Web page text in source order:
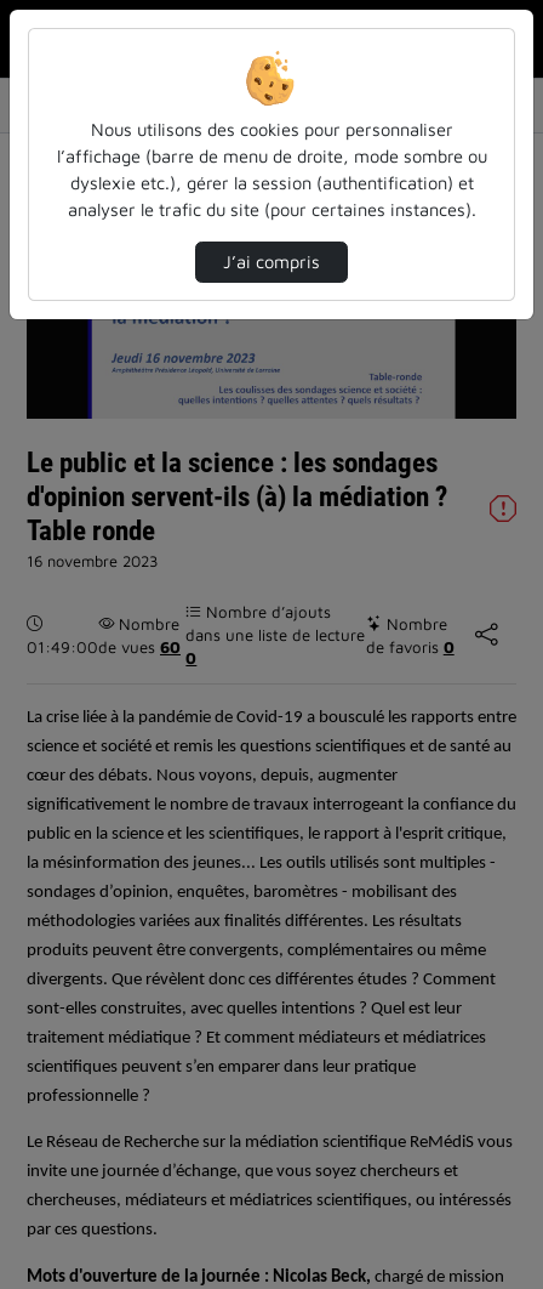
Le public et la science : les sondages d'opi…
Lire
la
Le public et la science : les sondages
d'opinion servent-ils (à) la médiation ?
Table ronde
16 novembre 2023
Durée :
01:49:00
Nombre
de vues 60
Nombre d’ajouts
dans une liste de lecture
0
Nombre
de favoris 0
La crise liée à la pandémie de Covid-19 a bousculé les rapports entre
science et société et remis les questions scientifiques et de santé au
cœur des débats. Nous voyons, depuis, augmenter
significativement le nombre de travaux interrogeant la confiance du
public en la science et les scientifiques, le rapport à l'esprit critique,
la mésinformation des jeunes... Les outils utilisés sont multiples -
sondages d’opinion, enquêtes, baromètres - mobilisant des
méthodologies variées aux finalités différentes. Les résultats
produits peuvent être convergents, complémentaires ou même
divergents. Que révèlent donc ces différentes études ? Comment
sont-elles construites, avec quelles intentions ? Quel est leur
traitement médiatique ? Et comment médiateurs et médiatrices
scientifiques peuvent s’en emparer dans leur pratique
professionnelle ?
Le Réseau de Recherche sur la médiation scientifique ReMédiS vous
invite une journée d’échange, que vous soyez chercheurs et
chercheuses, médiateurs et médiatrices scientifiques, ou intéressés
par ces questions.
Mots d'ouverture de la journée : Nicolas Beck, chargé de mission
Nous utilisons des cookies pour personnaliser
l’affichage (barre de menu de droite, mode sombre ou
dyslexie etc.), gérer la session (authentification) et
analyser le trafic du site (pour certaines instances).
J’ai compris